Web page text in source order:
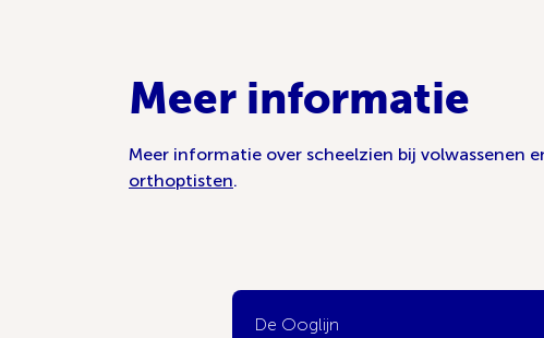
Meer informatie
Meer informatie over scheelzien bij volwassenen
orthoptisten.
De Ooglijn